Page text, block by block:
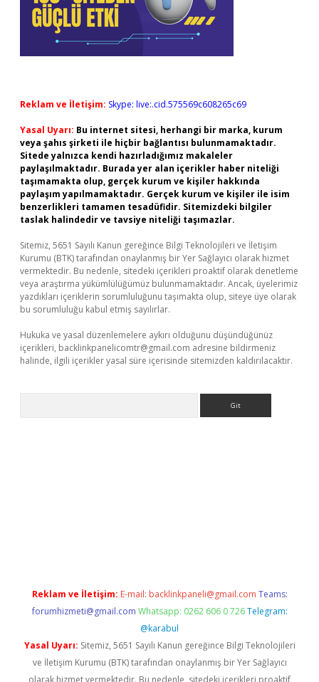
Reklam ve İletişim: Skype: live:.cid.575569c608265c69
Yasal Uyarı: Bu internet sitesi, herhangi bir marka, kurum
veya şahıs şirketi ile hiçbir bağlantısı bulunmamaktadır.
Sitede yalnızca kendi hazırladığımız makaleler
paylaşılmaktadır. Burada yer alan içerikler haber niteliği
taşımamakta olup, gerçek kurum ve kişiler hakkında
paylaşım yapılmamaktadır. Gerçek kurum ve kişiler ile isim
benzerlikleri tamamen tesadüfidir. Sitemizdeki bilgiler
taslak halindedir ve tavsiye niteliği taşımazlar.
Sitemiz, 5651 Sayılı Kanun gereğince Bilgi Teknolojileri ve İletişim
Kurumu (BTK) tarafından onaylanmış bir Yer Sağlayıcı olarak hizmet
vermektedir. Bu nedenle, sitedeki içerikleri proaktif olarak denetleme
veya araştırma yükümlülüğümüz bulunmamaktadır. Ancak, üyelerimiz
yazdıkları içeriklerin sorumluluğunu taşımakta olup, siteye üye olarak
bu sorumluluğu kabul etmiş sayılırlar.
Hukuka ve yasal düzenlemelere aykırı olduğunu düşündüğünüz
içerikleri, backlinkpanelicomtr@gmail.com adresine bildirmeniz
halinde, ilgili içerikler yasal süre içerisinde sitemizden kaldırılacaktır.
Reklam ve İletişim: E-mail: backlinkpaneli@gmail.com Teams:
forumhizmeti@gmail.com Whatsapp: 0262 606 0 726 Telegram:
@karabul
Yasal Uyarı: Sitemiz, 5651 Sayılı Kanun gereğince Bilgi Teknolojileri
ve İletişim Kurumu (BTK) tarafından onaylanmış bir Yer Sağlayıcı
olarak hizmet vermektedir. Bu nedenle, sitedeki içerikleri proaktif